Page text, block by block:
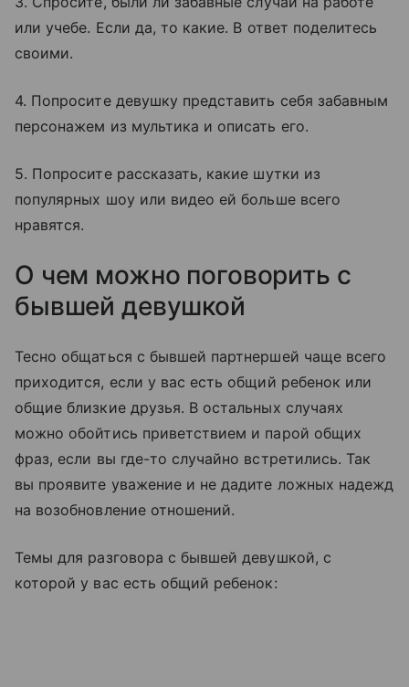
или учебе. Если да, то какие. В ответ поделитесь
своими.
4. Попросите девушку представить себя забавным
персонажем из мультика и описать его.
5. Попросите рассказать, какие шутки из
популярных шоу или видео ей больше всего
нравятся.
О чем можно поговорить с
бывшей девушкой
Тесно общаться с бывшей партнершей чаще всего
приходится, если у вас есть общий ребенок или
общие близкие друзья. В остальных случаях
можно обойтись приветствием и парой общих
фраз, если вы где-то случайно встретились. Так
вы проявите уважение и не дадите ложных надежд
на возобновление отношений.
Темы для разговора с бывшей девушкой, с
которой у вас есть общий ребенок: